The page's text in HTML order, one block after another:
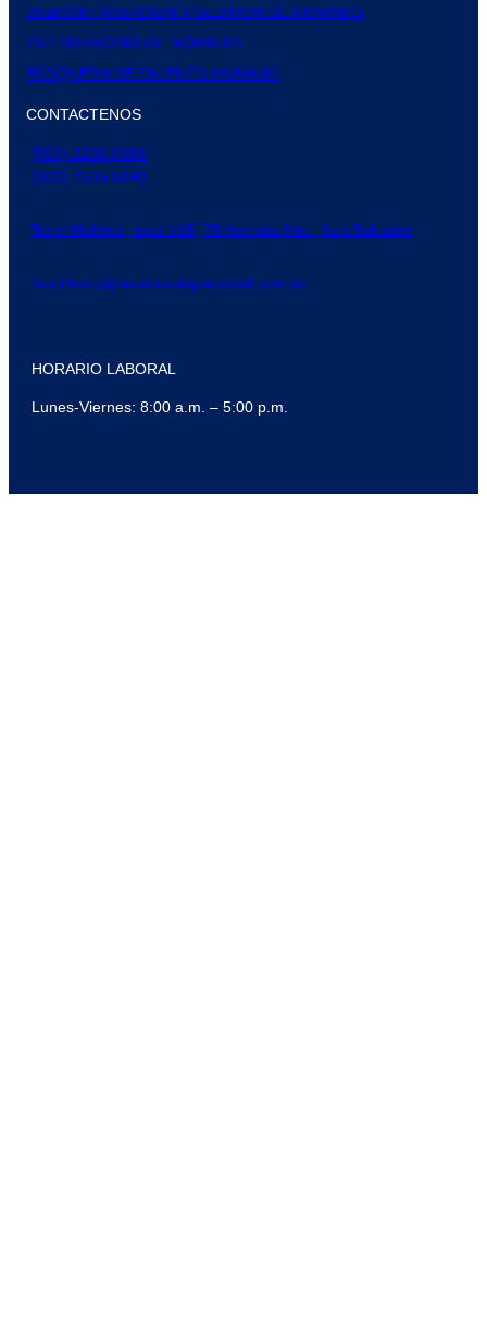
SUBCONTRATACIÓN Y GESTIÓN DE NÓMINAS
OUTSOURCING DE NÓMINAS
BÚSQUEDA DE TALENTO HUMANO
CONTACTENOS
(503) 2231-0900
(503) 7535-5843
Torre Molinos, local #15, 79 Avenida Nte., San Salvador
tecontrato@serviciosdepersonal.com.sv
HORARIO LABORAL
Lunes-Viernes: 8:00 a.m. – 5:00 p.m.